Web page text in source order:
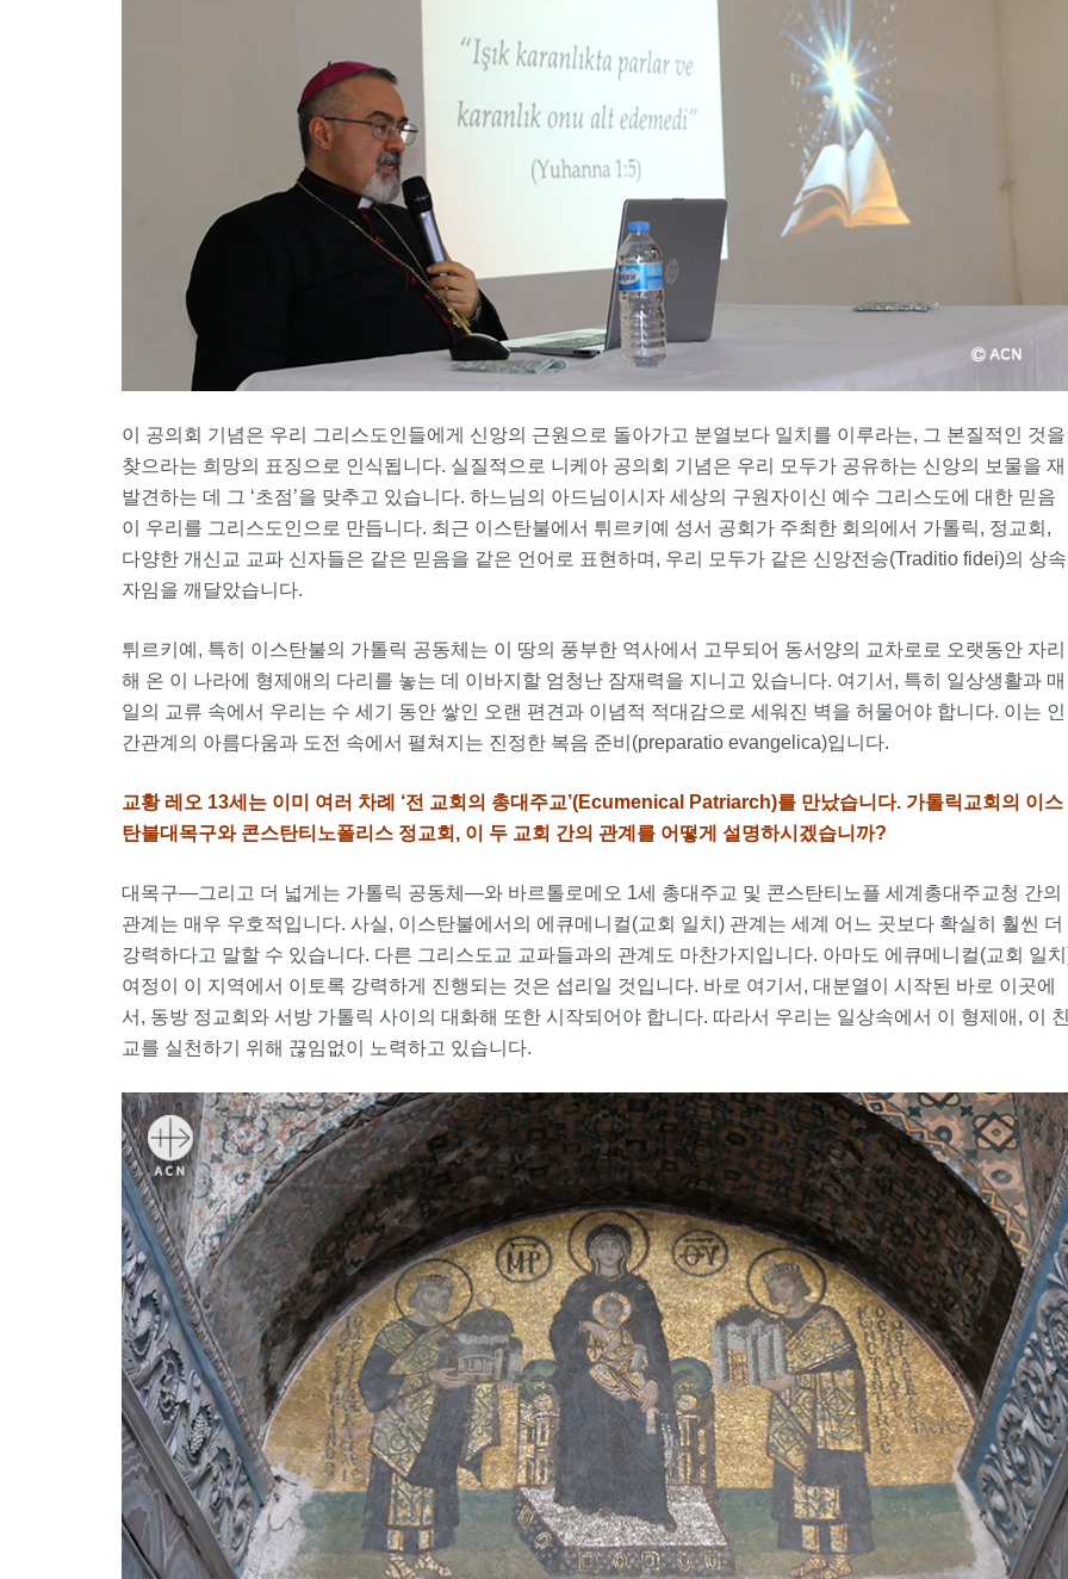
이 공의회 기념은 우리 그리스도인들에게 신앙의 근원으로 돌아가고 분열보다 일치를 이루라는, 그 본질적인 것을
찾으라는 희망의 표징으로 인식됩니다. 실질적으로 니케아 공의회 기념은 우리 모두가 공유하는 신앙의 보물을 재
발견하는 데 그 ‘초점’을 맞추고 있습니다. 하느님의 아드님이시자 세상의 구원자이신 예수 그리스도에 대한 믿음
이 우리를 그리스도인으로 만듭니다. 최근 이스탄불에서 튀르키예 성서 공회가 주최한 회의에서 가톨릭, 정교회,
다양한 개신교 교파 신자들은 같은 믿음을 같은 언어로 표현하며, 우리 모두가 같은 신앙전승(Traditio fidei)의 상속
자임을 깨달았습니다.
튀르키예, 특히 이스탄불의 가톨릭 공동체는 이 땅의 풍부한 역사에서 고무되어 동서양의 교차로로 오랫동안 자리
해 온 이 나라에 형제애의 다리를 놓는 데 이바지할 엄청난 잠재력을 지니고 있습니다. 여기서, 특히 일상생활과 매
일의 교류 속에서 우리는 수 세기 동안 쌓인 오랜 편견과 이념적 적대감으로 세워진 벽을 허물어야 합니다. 이는 인
간관계의 아름다움과 도전 속에서 펼쳐지는 진정한 복음 준비(preparatio evangelica)입니다.
교황 레오 13세는 이미 여러 차례 ‘전 교회의 총대주교’(Ecumenical Patriarch)를 만났습니다. 가톨릭교회의 이스
탄불대목구와 콘스탄티노폴리스 정교회 , 이 두 교회 간의 관계를 어떻게 설명하시겠습니까?
대목구—그리고 더 넓게는 가톨릭 공동체—와 바르톨로메오 1세 총대주교 및 콘스탄티노플 세계총대주교청 간의
관계는 매우 우호적입니다. 사실, 이스탄불에서의 에큐메니컬(교회 일치) 관계는 세계 어느 곳보다 확실히 훨씬 더
강력하다고 말할 수 있습니다. 다른 그리스도교 교파들과의 관계도 마찬가지입니다. 아마도 에큐메니컬(교회 일
여정이 이 지역에서 이토록 강력하게 진행되는 것은 섭리일 것입니다. 바로 여기서, 대분열이 시작된 바로 이곳에
서, 동방 정교회와 서방 가톨릭 사이의 대화해 또한 시작되어야 합니다. 따라서 우리는 일상속에서 이 형제애, 이
교를 실천하기 위해 끊임없이 노력하고 있습니다.